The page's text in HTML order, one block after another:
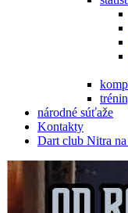
národné súťaže
Kontakty
Dart club Nitra